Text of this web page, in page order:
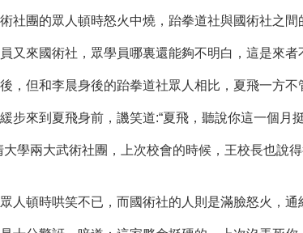
社團的眾人頓時怒火中燒，跆拳道社與國術社之
又來國術社，眾學員哪裏還能夠不明白，這是來者
，但和李晨身後的跆拳道社眾人相比，夏飛一方不
步來到夏飛身前，譏笑道:“夏飛，聽說你這一個月
學兩大武術社團，上次校會的時候，王校長也說
人頓時哄笑不已，而國術社的人則是滿臉怒火，通